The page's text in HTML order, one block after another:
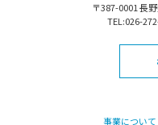
〒387-0001 長
TEL:026-
事業について